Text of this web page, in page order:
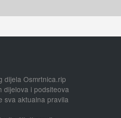
dijela Osmrtnica.rip
dijelova i podsiteova
sva aktualna pravila